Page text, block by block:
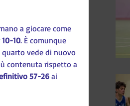
a giocare come
10-10. È comunque
vede di nuovo
contenuta rispetto a
57-26 ai